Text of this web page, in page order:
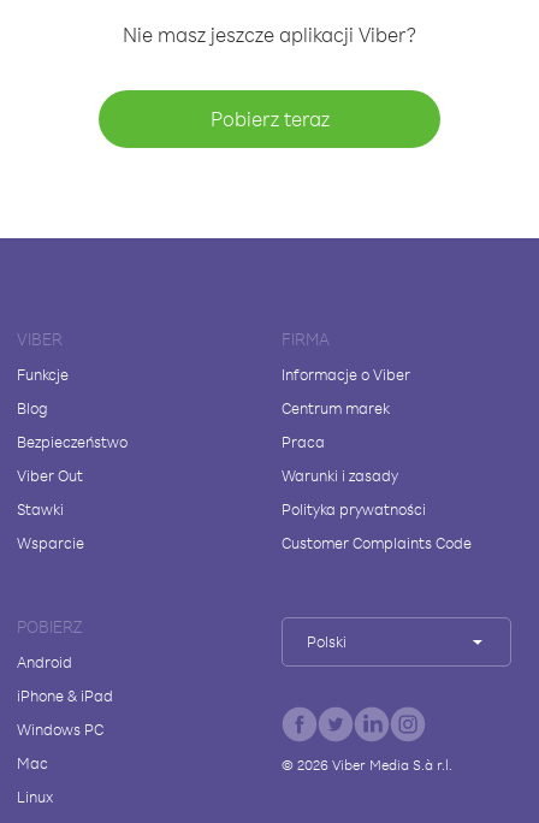
Nie masz jeszcze aplikacji Viber?
Pobierz teraz
VIBER
Funkcje
Blog
Bezpieczeństwo
Viber Out
Stawki
Wsparcie
FIRMA
Informacje o Viber
Centrum marek
Praca
Warunki i zasady
Polityka prywatności
Customer Complaints Code
POBIERZ
Android
iPhone & iPad
Windows PC
Mac
Linux
Polski
© 2026Viber Media S.à r.l.